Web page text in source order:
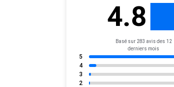
4.8
Basé sur 283 avis des 12
derniers mois
5
4
3
2